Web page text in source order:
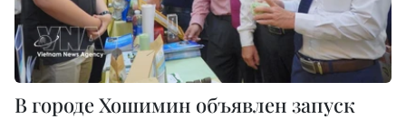
В городе Хошимин объявлен запуск